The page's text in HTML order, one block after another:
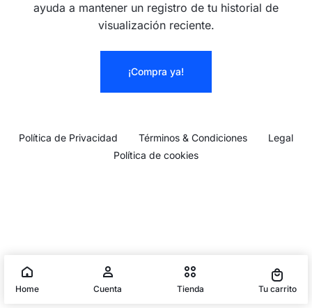
ayuda a mantener un registro de tu historial de
visualización reciente.
¡Compra ya!
Política de Privacidad Términos & Condiciones
Legal
Política de cookies
Home Cuenta Tienda Tu carrito